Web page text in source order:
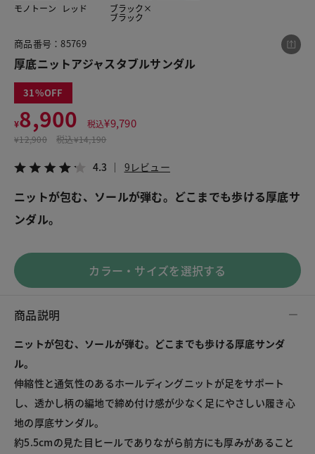
モノトーン レッド ブラック×
ブラック
商品番号：85769
厚底ニットアジャスタブルサンダル
31
¥8,900 税込¥9,790
¥12,900 税込¥14,190
4.3 9レビュー
ニットが包む、ソールが弾む。どこまでも歩ける厚底サ
ンダル。
カラー・サイズを選択する
商品説明
ニットが包む、ソールが弾む。どこまでも歩ける厚底サンダ
ル。
伸縮性と通気性のあるホールディングニットが足をサポート
し、透かし柄の編地で締め付け感が少なく足にやさしい履き心
地の厚底サンダル。
約5.5cmの見た目ヒールでありながら前方にも厚みがあること
この商品をシェアする
¥8,900
税込¥9,790